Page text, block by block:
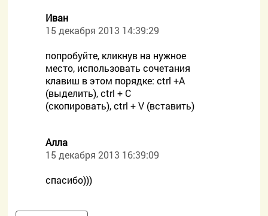
Иван
15 декабря 2013 14:39:29
попробуйте, кликнув на нужное
место, использовать сочетания
клавиш в этом порядке: ctrl +A
(выделить), ctrl + C
(скопировать), ctrl + V (вставить)
Алла
15 декабря 2013 16:39:09
спасибо)))